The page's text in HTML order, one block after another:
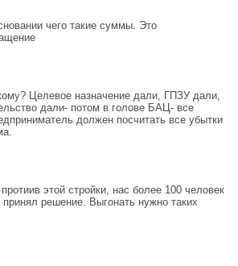
чего такие суммы. Это
Целевое назначение дали, ГПЗУ дали,
дали- потом в голове БАЦ- все
должен посчитать все убытки
этой стройки, нас более 100 человек
решение. Выгонать нужно таких